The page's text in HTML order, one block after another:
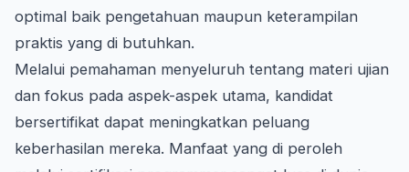
optimal baik pengetahuan maupun keterampilan
praktis yang di butuhkan.
Melalui pemahaman menyeluruh tentang materi ujian
dan fokus pada aspek-aspek utama, kandidat
bersertifikat dapat meningkatkan peluang
keberhasilan mereka. Manfaat yang di peroleh